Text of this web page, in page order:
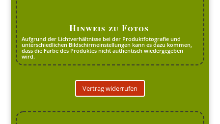
Hinweis zu Fotos
Aufgrund der Lichtverhältnisse bei der Produktfotografie und
unterschiedlichen Bildschirmeinstellungen kann es dazu kommen,
dass die Farbe des Produktes nicht authentisch wiedergegeben
wird.
Vertrag widerrufen